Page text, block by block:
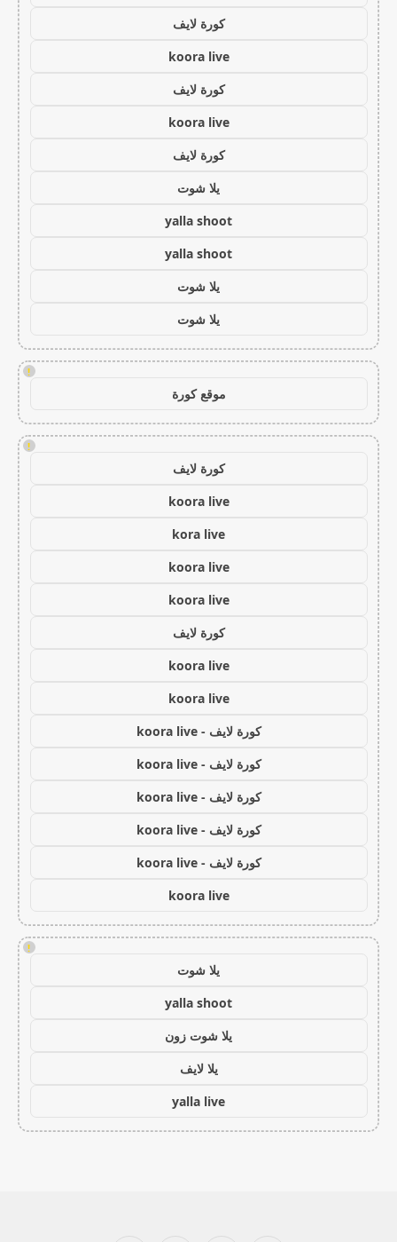
كورة لايف
koora live
كورة لايف
koora live
كورة لايف
يلا شوت
yalla shoot
yalla shoot
يلا شوت
يلا شوت
!
موقع كورة
!
كورة لايف
koora live
kora live
koora live
koora live
كورة لايف
koora live
koora live
كورة لايف - koora live
كورة لايف - koora live
كورة لايف - koora live
كورة لايف - koora live
كورة لايف - koora live
koora live
!
يلا شوت
yalla shoot
يلا شوت زون
يلا لايف
yalla live